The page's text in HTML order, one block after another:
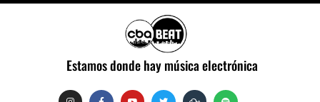
Estamos donde hay música electrónica